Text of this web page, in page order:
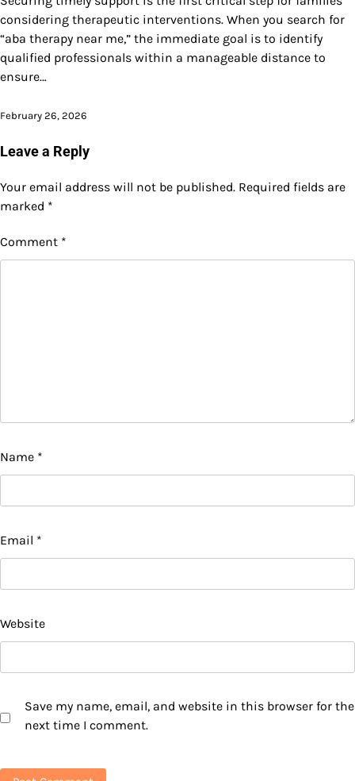
considering therapeutic interventions. When you search for
“aba therapy near me,” the immediate goal is to identify
qualified professionals within a manageable distance to
ensure…
February 26, 2026
Leave a Reply
Your email address will not be published. Required fields are
marked *
Comment *
Name *
Email *
Website
Save my name, email, and website in this browser for the
next time I comment.